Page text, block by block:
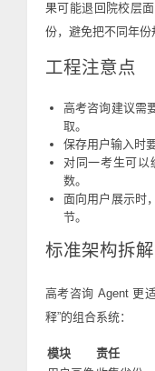
果可能退回院校层
份，避免把不同年份
工程注意点
高考咨询建议需
取。
保存用户输入时
对同一考生可以
数。
面向用户展示时
节。
标准架构拆解
高考咨询 Agent 更
释”的组合系统：
模块
责任